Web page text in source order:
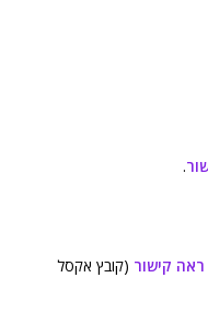
.
ראה קישור (קובץ אקסל